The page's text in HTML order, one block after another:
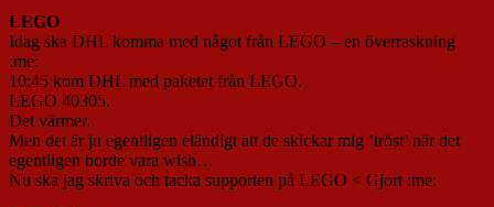
LEGO
Idag ska DHL komma med något från LEGO – en överraskning
:me:
10:45 kom DHL med paketet från LEGO.
LEGO 40305.
Det värmer.
Men det är ju egentligen eländigt att de skickar mig ’tröst’ när det
egentligen borde vara wish…
Nu ska jag skriva och tacka supporten på LEGO < Gjort :me: